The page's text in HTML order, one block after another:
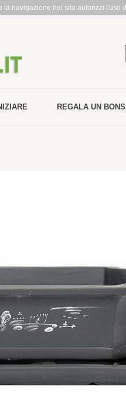
la navigazione nel sito autorizzi l'uso
REGALA UN